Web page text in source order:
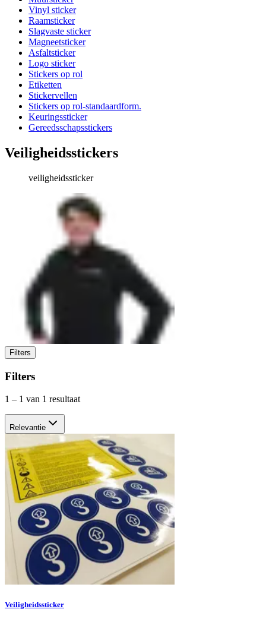
Vinyl sticker
Raamsticker
Slagvaste sticker
Magneetsticker
Asfaltsticker
Logo sticker
Stickers op rol
Etiketten
Stickervellen
Stickers op rol-standaardform.
Keuringssticker
Gereedsschapsstickers
Veiligheidsstickers
veiligheidssticker
Filters
Filters
1 – 1 van 1 resultaat
Relevantie
Veiligheidssticker